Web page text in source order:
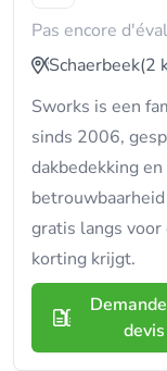
Pas encore
Schaerbeek(2
Sworks is een
sinds 2006,
dakbedekking
gratis langs
korting krijgt.
devis